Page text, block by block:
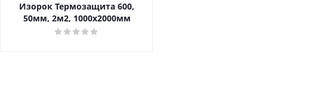
Изорок Термозащита 600,
50мм, 2м2, 1000х2000мм